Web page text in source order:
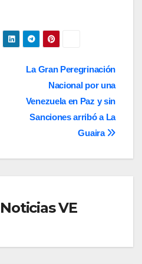
La Gran Peregrinación
Nacional por una
Venezuela en Paz y sin
Sanciones arribó a La
Guaira
Noticias VE